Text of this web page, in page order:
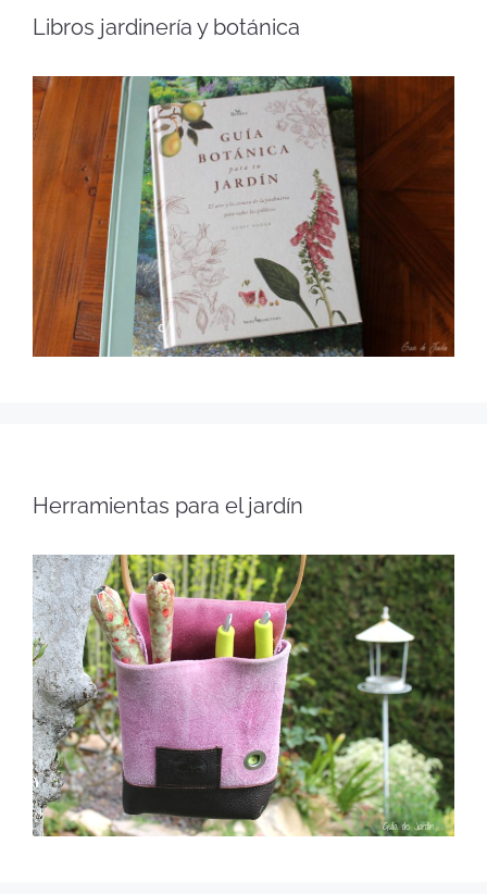
Libros jardinería y botánica
Herramientas para el jardín